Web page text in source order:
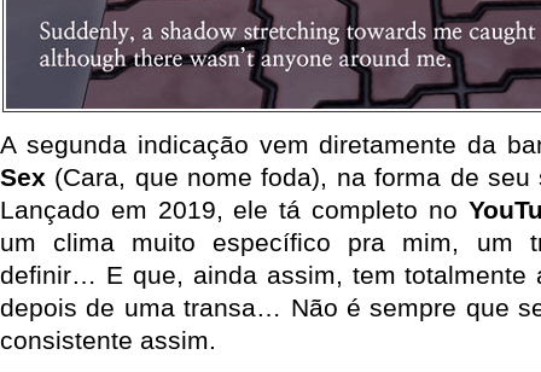
A segunda indicação vem diretamente da
Sex (Cara, que nome foda), na forma de
Lançado em 2019, ele tá completo no
um clima muito específico pra mim, um
definir… E que, ainda assim, tem totalmente
depois de uma transa… Não é sempre que
consistente assim.